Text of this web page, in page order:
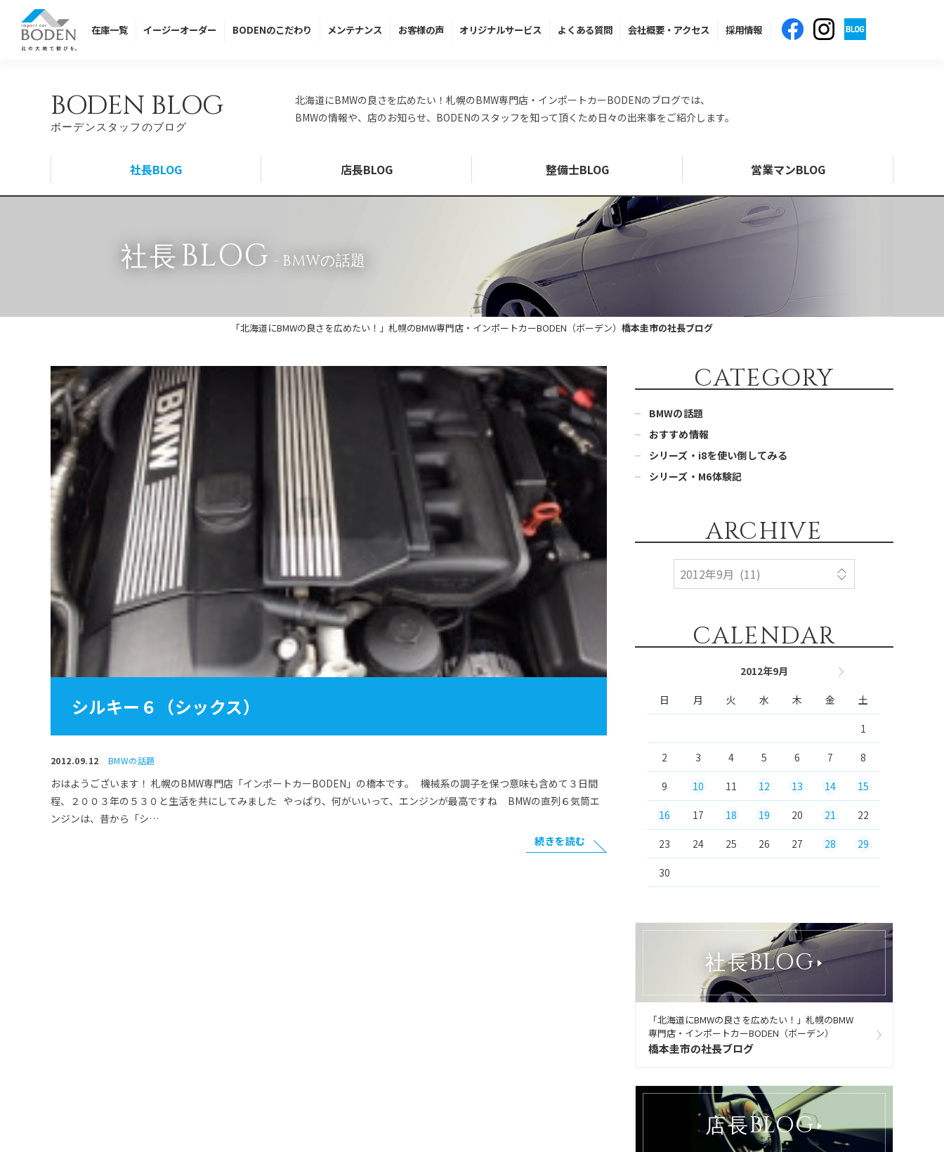
在庫一覧 イージーオーダー BODENのこだわり メンテナンス お客様の声 オリジナルサービス よくある質問 会社概要 ・アクセス 採用情報
BODEN BLOG
ボーデンスタッフのブログ
北海道にBMWの良さを広めたい！札幌のBMW専門店・インポートカーBODENのブログでは、
BMWの情報や、店のお知らせ、BODENのスタッフを知って頂くため日々の出来事をご紹介します。
社長BLOG 店長BLOG 整備士BLOG 営業マンBLOG
社長BLOG - BMWの話題
「北海道にBMWの良さを広めたい！」札幌のBMW専門店・インポートカーBODEN（ボーデン） 橋本圭市の社長ブログ
シルキー６（シックス）
2012.09.12 BMWの話題
おはようございます！ 札幌のBMW専門店「インポートカーBODEN」の橋本です。 機械系の調子を保つ意味も含めて３日間
程、２００３年の５３０と生活を共にしてみました やっぱり、何がいいって、エンジンが最高ですね BMWの直列６気筒エ
ンジンは、昔から「シ…
続きを読む
CATEGORY
BMWの話題
おすすめ情報
シリーズ・i8を使い倒してみる
シリーズ・M6体験記
ARCHIVE
CALENDAR
2012年9月
日 月 火 水 木 金 土
11月 »
1
2 3 4 5 6 7 8
9 10 11 12 13 14 15
16 17 18 19 20 21 22
23 24 25 26 27 28 29
30
社長BLOG
「北海道にBMWの良さを広めたい！」札幌のBMW
専門店・インポートカーBODEN（ボーデン）
橋本圭市の社長ブログ
店長BLOG